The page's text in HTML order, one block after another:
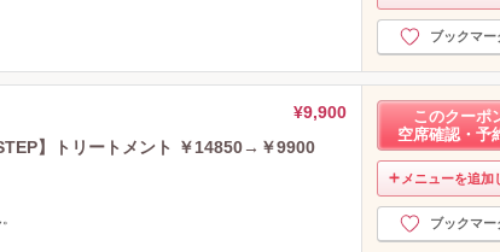
ブックマー
¥9,900
】トリートメント ￥14850→￥9900
このクーポ
空席確認・予
メニューを追加
ブックマー